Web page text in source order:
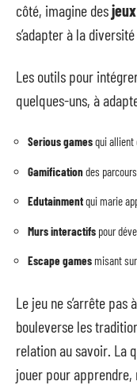
côté, imagine des
s’adapter à la
Les outils pour
quelques-uns, à
Serious gamesqui allient
Gamificationdes
Edutainmentqui marie
Murs interactifs pour
Escape games misant
Le jeu ne s’arrête pas
bouleverse les
relation au savoir. La
jouer pour